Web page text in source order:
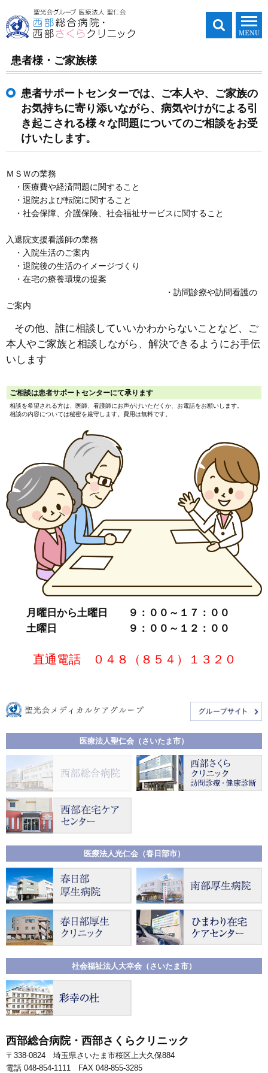
患者様・ご家族様
患者サポートセンターでは、ご本人や、ご家族の
お気持ちに寄り添いながら、病気やけがによる引
き起こされる様々な問題についてのご相談をお受
けいたします。
ＭＳＷの業務
・医療費や経済問題に関すること
・退院および転院に関すること
・社会保障、介護保険、社会福祉サービスに関すること
入退院支援看護師の業務
・入院生活のご案内
・退院後の生活のイメージづくり
・在宅の療養環境の提案
・訪問診療や訪問看護の
ご案内
その他、誰に相談していいかわからないことなど、ご
本人やご家族と相談しながら、解決できるようにお手伝
いします
ご相談は患者サポートセンターにて承ります
相談を希望される方は、医師、看護師にお声がけいただくか、お電話をお願いします。
相談の内容については秘密を厳守します。費用は無料です。
月曜日から土曜日 ９：００～１７：００
土曜日 ９：００～１２：００
直通電話 ０４８（８５４）１３２０
医療法人聖仁会（さいたま市）
医療法人光仁会（春日部市）
社会福祉法人大幸会（さいたま市）
西部総合病院・西部さくらクリニック
〒338-0824 埼玉県さいたま市桜区上大久保884
電話 048-854-1111 FAX 048-855-3285